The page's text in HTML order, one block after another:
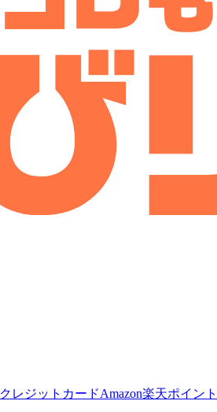
クレジットカードAmazon楽天ポイント